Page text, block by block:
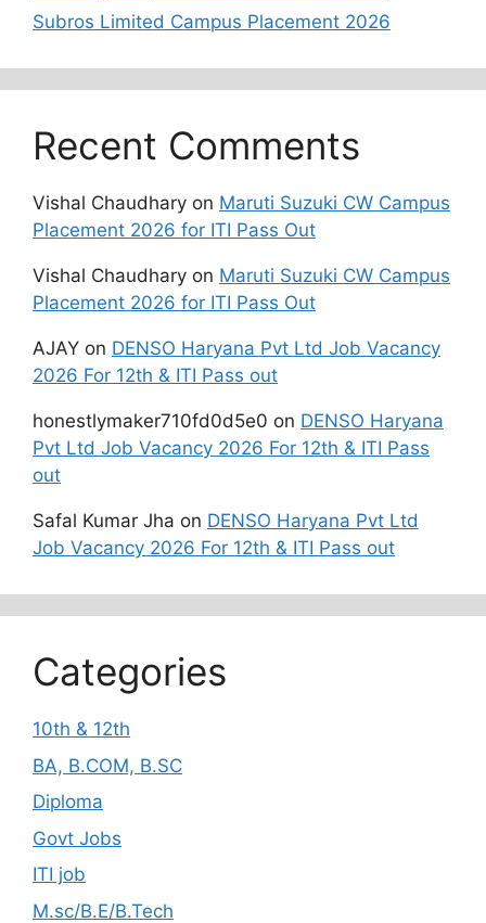
Subros Limited Campus Placement 2026
Recent Comments
Vishal Chaudhary on Maruti Suzuki CW Campus
Placement 2026 for ITI Pass Out
Vishal Chaudhary on Maruti Suzuki CW Campus
Placement 2026 for ITI Pass Out
AJAY on DENSO Haryana Pvt Ltd Job Vacancy
2026 For 12th & ITI Pass out
honestlymaker710fd0d5e0 on DENSO Haryana
Pvt Ltd Job Vacancy 2026 For 12th & ITI Pass
out
Safal Kumar Jha on DENSO Haryana Pvt Ltd
Job Vacancy 2026 For 12th & ITI Pass out
Categories
10th & 12th
BA, B.COM, B.SC
Diploma
Govt Jobs
ITI job
M.sc/B.E/B.Tech